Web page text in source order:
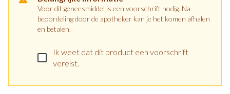
Voor dit geneesmiddel is een voorschrift nodig. Na
beoordeling door de apotheker kan je het komen afhalen
en betalen.
Ik weet dat dit product een voorschrift
vereist.